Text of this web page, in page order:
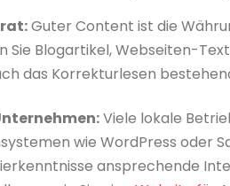
Guter Content ist die
Sie Blogartikel, Webseiten-
das Korrekturlesen
Viele lokale
wie WordPress oder
ansprechende